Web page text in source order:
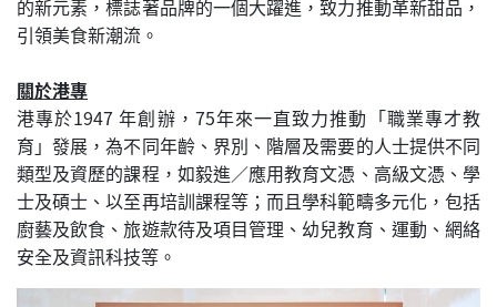
的新元素，標誌著品牌的一個大躍進，致力推動革新甜品，
引領美食新潮流。
關於港專
港專於1947 年創辦，75年來一直致力推動「職業專才教
育」發展，為不同年齡、界別、階層及需要的人士提供不同
類型及資歷的課程，如毅進／應用教育文憑、高級文憑、學
士及碩士、以至再培訓課程等；而且學科範疇多元化，包括
廚藝及飲食、旅遊款待及項目管理、幼兒教育、運動、網絡
安全及資訊科技等。